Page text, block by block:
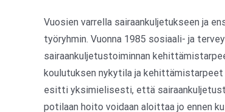
Vuosien varrella sairaankuljetukseen ja
työryhmin. Vuonna 1985 sosiaali- ja
sairaankuljetustoiminnan
koulutuksen nykytila ja
esitti yksimielisesti, että
potilaan hoito voidaan aloittaa jo ennen